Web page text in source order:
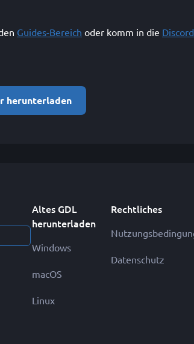
Guides-Bereich oder komm in die
herunterladen
Altes GDL
herunterladen
Windows
macOS
Linux
Rechtliches
Datenschutz